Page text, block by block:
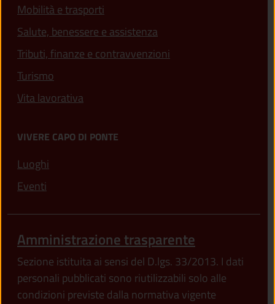
Mobilità e trasporti
Salute, benessere e assistenza
Tributi, finanze e contravvenzioni
Turismo
Vita lavorativa
VIVERE CAPO DI PONTE
Luoghi
Eventi
Amministrazione trasparente
Sezione istituita ai sensi del D.lgs. 33/2013. I dati
personali pubblicati sono riutilizzabili solo alle
condizioni previste dalla normativa vigente